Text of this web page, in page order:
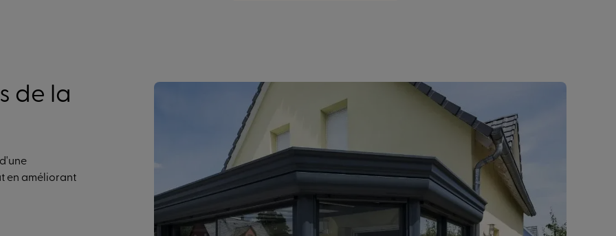
de la
en améliorant